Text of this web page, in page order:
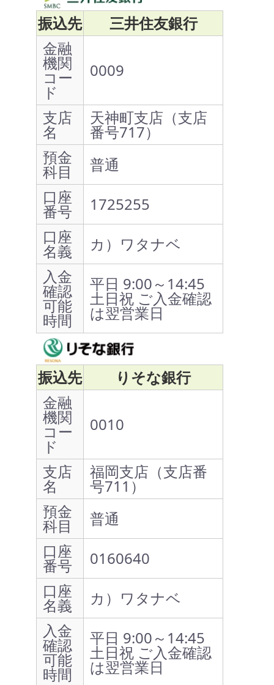
振込先
三井住友銀行
金融
機関
コー
ド
0009
支店
名
天神町支店（支店
番号717）
預金
科目
普通
口座
番号
1725255
口座
名義
カ）ワタナベ
入金
確認
可能
時間
平日 9:00～14:45
土日祝 ご入金確認
は翌営業日
振込先
りそな銀行
金融
機関
コー
ド
0010
支店
名
福岡支店（支店番
号711）
預金
科目
普通
口座
番号
0160640
口座
名義
カ）ワタナベ
入金
確認
可能
時間
平日 9:00～14:45
土日祝 ご入金確認
は翌営業日